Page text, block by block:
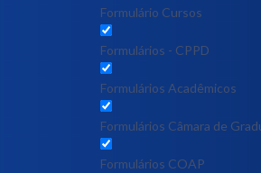
Formulário Cursos
Formulários - CPPD
Formulários Acadêmicos
Formulários Câmara de
Formulários COAP